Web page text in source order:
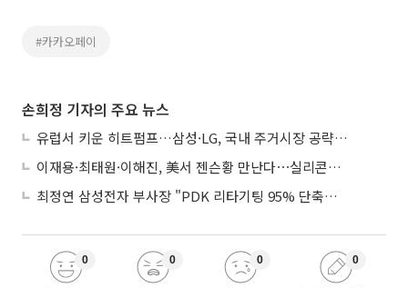
#카카오페이
손희정 기자의 주요 뉴스
유럽서 키운 히트펌프…삼성·LG, 국내 주거시장 공략 ‘속도’
이재용·최태원·이해진, 美서 젠슨황 만난다⋯실리콘밸리 집결하는 AI리더
최정연 삼성전자 부사장 "PDK 리타기팅 95% 단축…에이전트 AI 시범 활용"
0 0 0 0